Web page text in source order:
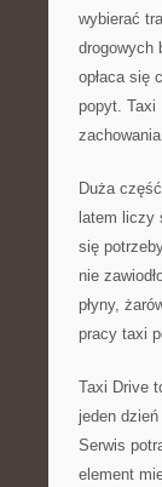
wybierać
drogowych
opłaca się
popyt. Taxi
Duża
latem liczy
się
nie
płyny,
pracy taxi
Taxi Drive
jeden
Serwis
element